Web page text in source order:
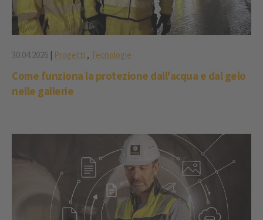
30.04.2026 | Progetti , Tecnologie
Come funziona la protezione dall'acqua e dal gelo
nelle gallerie